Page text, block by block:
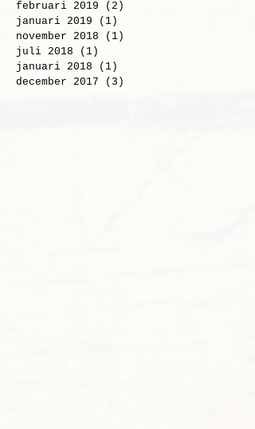
juli 2019
(1) 1 post
juni 2019
(3)
3 posts
februari 2019
(2)
januari 2019
november 2018
(1)
juli 2018
(1) 1 post